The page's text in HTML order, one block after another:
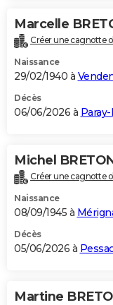
Marcelle
Créer une cagnotte
Naissance
29/02/1940 à
Décès
06/06/2026 à
Michel
Créer une cagnotte
Naissance
08/09/1945 à
Décès
05/06/2026 à
Martine